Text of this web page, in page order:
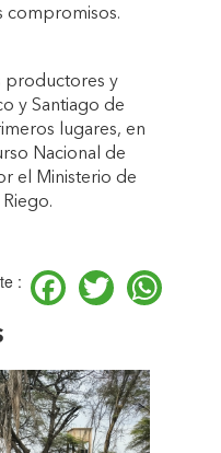
compromisos.
productores y
y Santiago de
lugares, en
Nacional de
el Ministerio de
:
Facebook
Twitter